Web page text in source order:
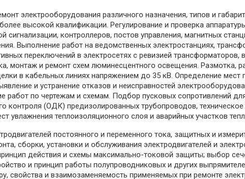
электрооборудования различного назначения, типов и
высокой квалификации. Регулирование и проверка
сигнализации, контроллеров, постов управления, магнитных
Выполнение работ на ведомственных электростанциях,
переключений в электросетях с ревизией
монтаж и ремонт схем люминесцентного освещения. Размотка,
в кабельных линиях напряжением до 35 кВ. Определение
и устранение отказов и неисправностей
по чертежам и схемам. Подбор пусковых сопротивлений
контроля (ОДК) предизолированных трубопроводов,
увлажнения теплоизоляционного слоя и аварийных участков
постоянного и переменного тока, защитных и
сборки, установки и обслуживания электродвигателей и
действия и схемы максимально-токовой защиты; выбор
и принцип работы полупроводниковых и других
свойства и взаимозаменяемость применяемых при ремонте